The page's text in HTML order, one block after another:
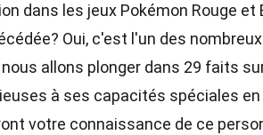
dans les jeux Pokémon Rouge et
Oui, c'est l'un des
nous allons plonger dans 29 faits
à ses capacités spéciales
votre connaissance de ce